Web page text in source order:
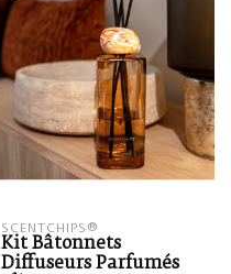
SCENTCHIPS®
Kit Bâtonnets
Diffuseurs Parfumés